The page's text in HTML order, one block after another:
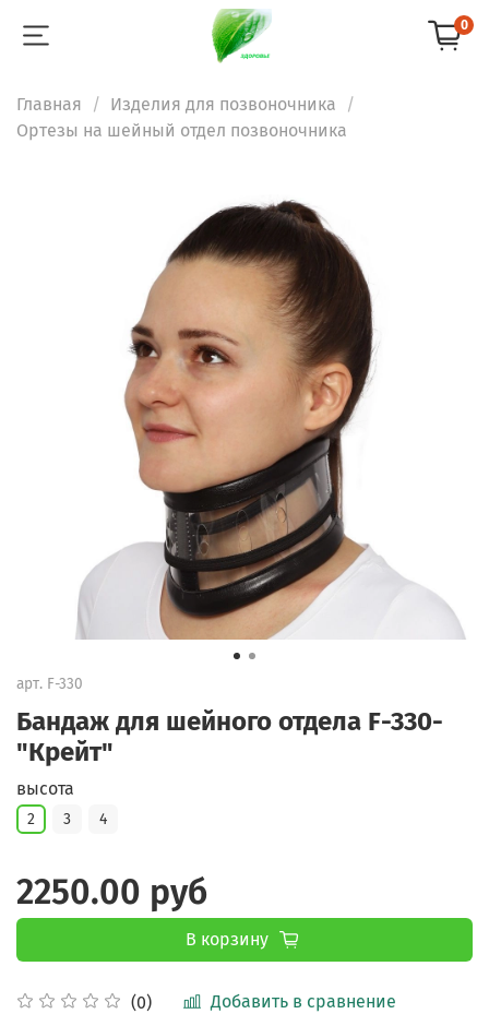
0
Главная
Изделия для позвоночника
Ортезы на шейный отдел позвоночника
арт. F-330
Бандаж для шейного отдела F-330-
"Крейт"
(0) Добавить в сравнение
высота
2 3 4
2250.00 руб
В корзину